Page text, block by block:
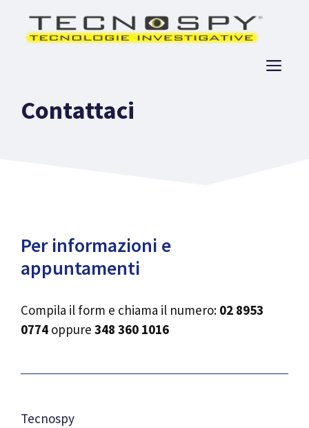
contenuto
Contattaci
Per informazioni e
appuntamenti
Compila il form e chiama il numero: 02 8953
0774 oppure 348 360 1016
Tecnospy